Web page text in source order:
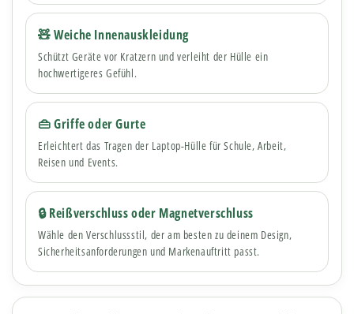
🧸 Weiche Innenauskleidung
Schützt Geräte vor Kratzern und verleiht der Hülle ein
hochwertigeres Gefühl.
👜 Griffe oder Gurte
Erleichtert das Tragen der Laptop-Hülle für Schule, Arbeit,
Reisen und Events.
🔒 Reißverschluss oder Magnetverschluss
Wähle den Verschlussstil, der am besten zu deinem Design,
Sicherheitsanforderungen und Markenauftritt passt.